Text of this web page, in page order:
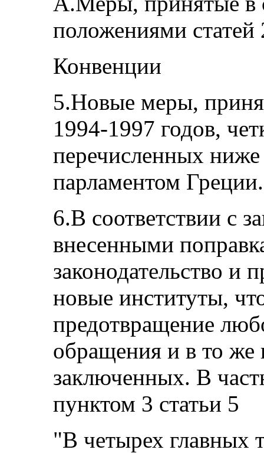
положениями статей
Конвенции
5.Новые меры,
1994-1997 годов,
перечисленных
парламентом Греции.
6.В соответствии с
внесенными
законодательство и
новые институты,
предотвращение
обращения и в то же
заключенных. В
пунктом 3 статьи 5
"В четырех главных